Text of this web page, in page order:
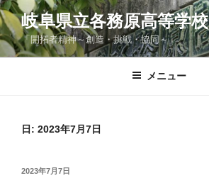
コ
ン
テ
ン
岐阜県立各務原高等学校
「開拓者精神～創造・挑戦・協同～」
メニュー
日: 2023年7月7日
投
2023年7月7日